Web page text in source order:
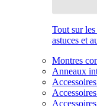
Tout sur
astuces et
Montres
Anneaux